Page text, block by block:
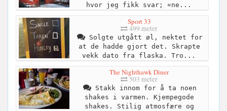
hvor jeg fikk svar; «ne...
Sport 33
499 meter
Solgte utgått øl, nektet for
at de hadde gjort det. Skrapte
vekk dato fra flaska. Tro...
The Nighthawk Diner
503 meter
Stakk innom for å ta noen
shakes i varmen. Kjempegode
shakes. Stilig atmosfære og